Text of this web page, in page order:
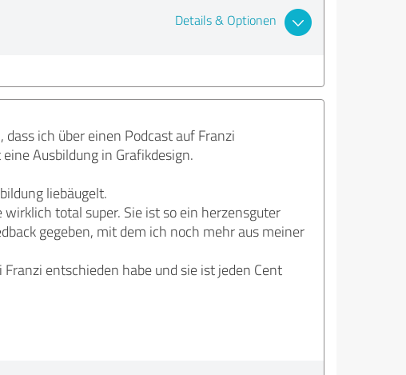
Details & Optionen
ich über einen Podcast auf Franzi
Ausbildung in Grafikdesign.
liebäugelt.
total super. Sie ist so ein herzensguter
gegeben, mit dem ich noch mehr aus meiner
entschieden habe und sie ist jeden Cent